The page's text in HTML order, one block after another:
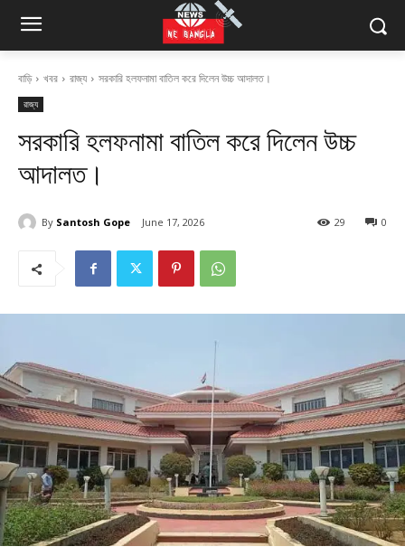
বাড়ি খবর রাজ্য সরকারি হলফনামা বাতিল করে দিলেন উচ্চ আদালত।
রাজ্য
সরকারি হলফনামা বাতিল করে দিলেন উচ্চ
আদালত।
By Santosh Gope June 17, 2026 0
29